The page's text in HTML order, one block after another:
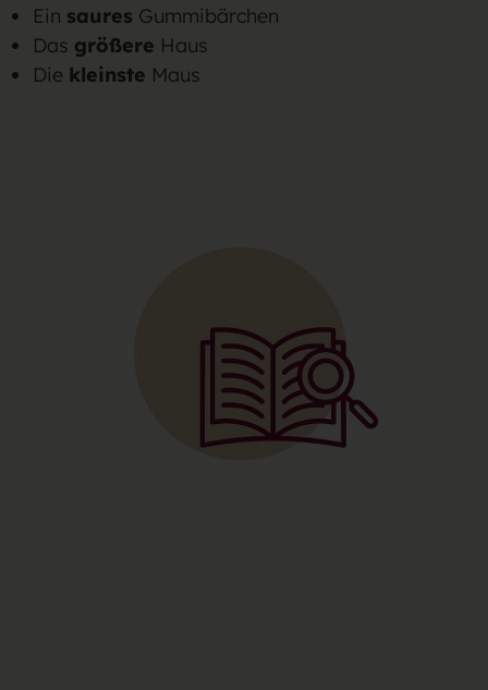
Ein saures Gummibärchen
Das größere Haus
Die kleinste Maus